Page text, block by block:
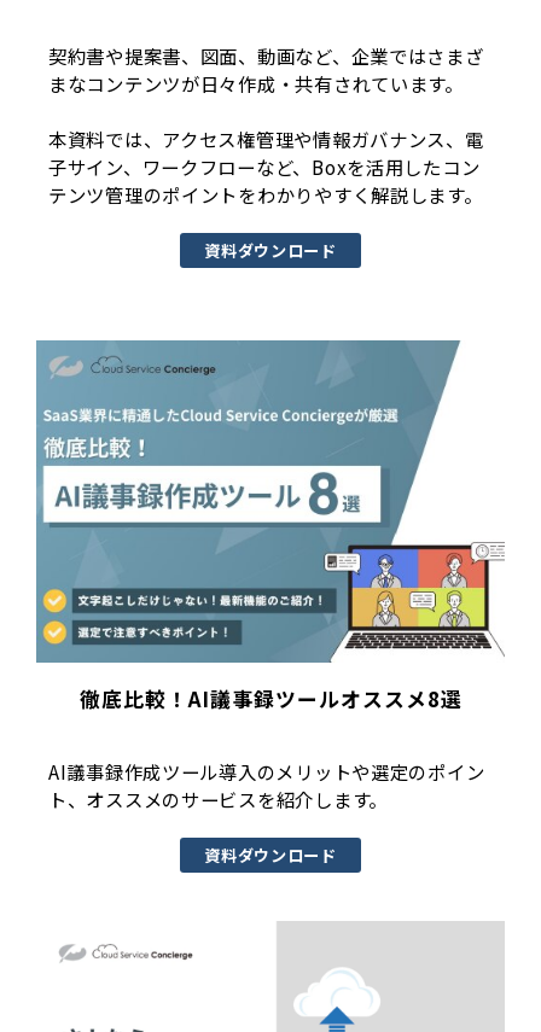
契約書や提案書、図面、動画など、企業ではさまざ
まなコンテンツが日々作成・共有されています。
本資料では、アクセス権管理や情報ガバナンス、電
子サイン、ワークフローなど、Boxを活用したコン
テンツ管理のポイントをわかりやすく解説します。
資料ダウンロード
徹底比較！AI議事録ツールオススメ8選
AI議事録作成ツール導入のメリットや選定のポイン
ト、オススメのサービスを紹介します。
資料ダウンロード